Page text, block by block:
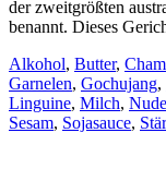
der zweitgrößten
benannt. Dieses
Alkohol, Butter,
Garnelen, Gochujang,
Linguine, Milch,
Sesam, Sojasauce,